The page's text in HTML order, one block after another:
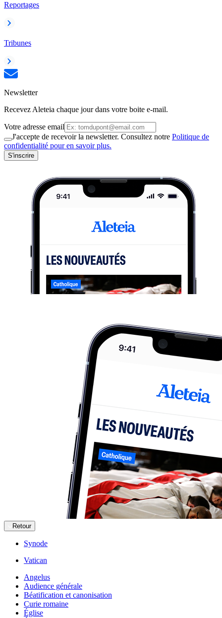
Reportages
Tribunes
Newsletter
Recevez Aleteia chaque jour dans votre boite e-mail.
Votre adresse email
J'accepte de recevoir la newsletter. Consultez notre Politique de
confidentialité pour en savoir plus.
S'inscrire
Retour
Synode
Vatican
Angelus
Audience générale
Béatification et canonisation
Curie romaine
Église